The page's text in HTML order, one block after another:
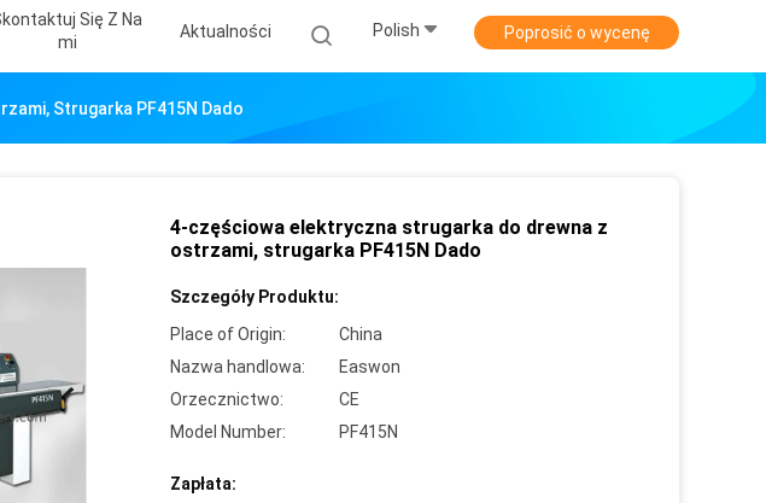
Się Z Na
Mi
Aktualności Polish Poprosić o wycenę
Strugarka PF415N Dado
4-częściowa elektryczna strugarka do drewna z
ostrzami, strugarka PF415N Dado
Szczegóły Produktu:
Place of Origin:
China
Nazwa handlowa:
Easwon
Orzecznictwo:
CE
Model Number:
PF415N
Zapłata: